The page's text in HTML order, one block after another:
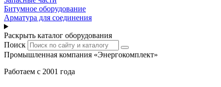
Битумное оборудование
Арматура для соединения
Раскрыть каталог оборудования
Поиск
Промышленная компания «Энергокомплект»
Работаем с 2001 года